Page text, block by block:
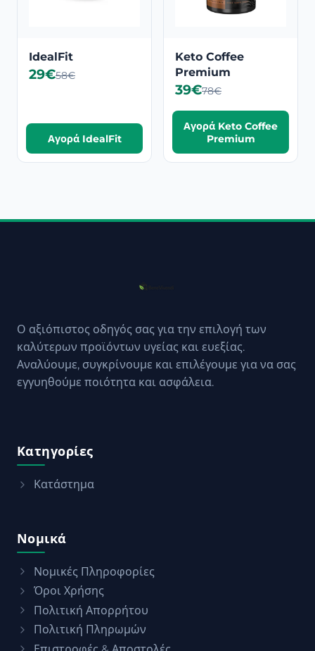
IdealFit
29€58€
Αγορά IdealFit
Keto Coffee
Premium
39€78€
Αγορά Keto Coffee
Premium
Ο αξιόπιστος οδηγός σας για την επιλογή των
καλύτερων προϊόντων υγείας και ευεξίας.
Αναλύουμε, συγκρίνουμε και επιλέγουμε για να σας
εγγυηθούμε ποιότητα και ασφάλεια.
Κατηγορίες
Κατάστημα
Νομικά
Νομικές Πληροφορίες
Όροι Χρήσης
Πολιτική Απορρήτου
Πολιτική Πληρωμών